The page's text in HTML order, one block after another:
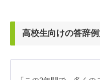
高校生向けの答辞